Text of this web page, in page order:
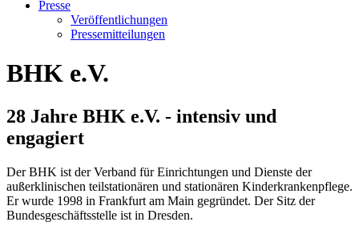
Presse
Veröffentlichungen
Pressemitteilungen
BHK e.V.
28 Jahre BHK e.V. - intensiv und
engagiert
Der BHK ist der Verband für Einrichtungen und Dienste der
außerklinischen teilstationären und stationären Kinderkrankenpflege.
Er wurde 1998 in Frankfurt am Main gegründet. Der Sitz der
Bundesgeschäftsstelle ist in Dresden.